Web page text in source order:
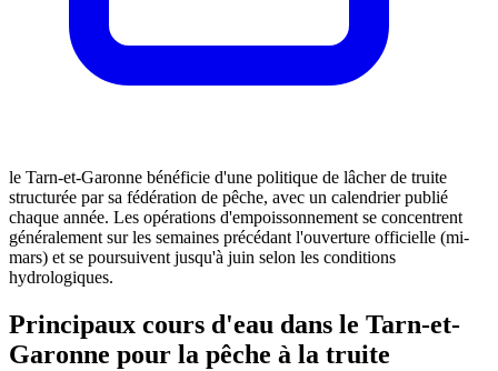
le Tarn-et-Garonne bénéficie d'une politique de lâcher de truite
structurée par sa fédération de pêche, avec un calendrier publié
chaque année. Les opérations d'empoissonnement se concentrent
généralement sur les semaines précédant l'ouverture officielle (mi-
mars) et se poursuivent jusqu'à juin selon les conditions
hydrologiques.
Principaux cours d'eau dans le Tarn-et-
Garonne pour la pêche à la truite